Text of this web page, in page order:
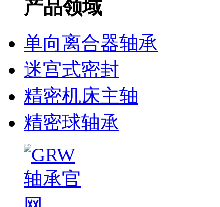
产品领域
单向离合器轴承
迷宫式密封
精密机床主轴
精密球轴承